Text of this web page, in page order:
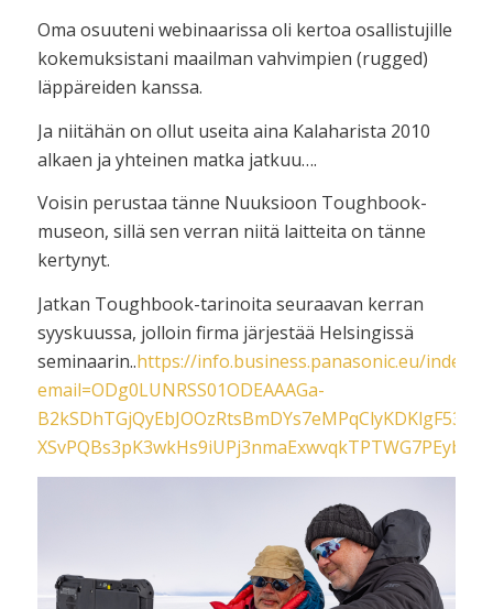
Oma osuuteni webinaarissa oli kertoa osallistujille
kokemuksistani maailman vahvimpien (rugged)
läppäreiden kanssa.
Ja niitähän on ollut useita aina Kalaharista 2010
alkaen ja yhteinen matka jatkuu….
Voisin perustaa tänne Nuuksioon Toughbook-
museon, sillä sen verran niitä laitteita on tänne
kertynyt.
Jatkan Toughbook-tarinoita seuraavan kerran
syyskuussa, jolloin firma järjestää Helsingissä
seminaarin..https://info.business.panasonic.eu/
email=ODg0LUNRSS01ODEAAAGa-
XSvPQBs3pK3wkHs9iUPj3nmaExwvqkTPTWG7PEybw